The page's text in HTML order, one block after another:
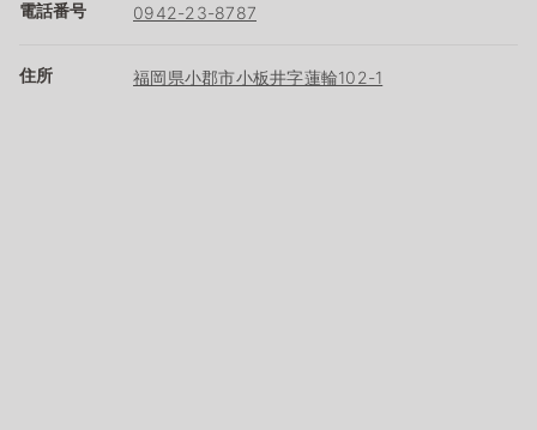
電話番号 0942-23-8787
住所 福岡県小郡市小板井字蓮輪102-1